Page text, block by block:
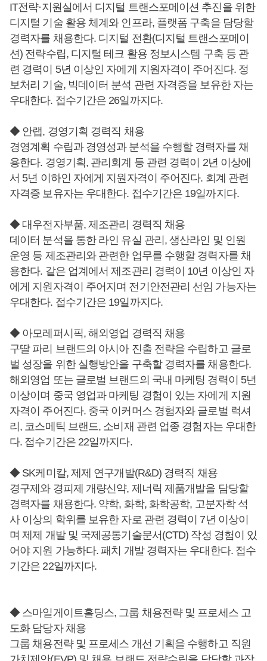
IT전략·지원실에서 디지털 트랜스포메이션 추진을 위한
디지털 기술 활용 체계와 인프라, 플랫폼 구축을 담당할
경력자를 채용한다. 디지털 전환(디지털 트랜스포메이
션) 전략수립, 디지털 테크 활용 정보시스템 구축 등 관
련 경력이 5년 이상인 자에게 지원자격이 주어진다. 정
보처리 기술, 빅데이터 분석 관련 자격증을 보유한 자는
우대한다. 접수기간은 26일까지다.
◆ 안랩, 경영기획 경력직 채용
경영계획 수립과 경영성과 분석을 수행할 경력자를 채
용한다. 경영기획, 관리회계 등 관련 경력이 2년 이상에
서 5년 이하인 자에게 지원자격이 주어진다. 회계 관련
자격증 보유자는 우대한다. 접수기간은 19일까지다.
◆ 대우전자부품, 제조관리 경력직 채용
데이터 분석을 통한 라인 유실 관리, 생산라인 및 인원
운영 등 제조관리와 관련한 업무를 수행할 경력자를 채
용한다. 같은 업계에서 제조관리 경력이 10년 이상인 자
에게 지원자격이 주어지며 전기안전관리 선임 가능자는
우대한다. 접수기간은 19일까지다.
◆ 아모레퍼시픽, 해외영업 경력직 채용
구딸 파리 브랜드의 아시아 진출 전략을 수립하고 글로
벌 성장을 위한 실행방안을 구축할 경력자를 채용한다.
해외영업 또는 글로벌 브랜드의 국내 마케팅 경력이 5년
이상이며 중국 영업과 마케팅 경험이 있는 자에게 지원
자격이 주어진다. 중국 이커머스 경험자와 글로벌 럭셔
리, 코스메틱 브랜드, 소비재 관련 업종 경험자는 우대한
다. 접수기간은 22일까지다.
◆ SK케미칼, 제제 연구개발(R&D) 경력직 채용
경구제와 경피제 개량신약, 제너릭 제품개발을 담당할
경력자를 채용한다. 약학, 화학, 화학공학, 고분자학 석
사 이상의 학위를 보유한 자로 관련 경력이 7년 이상이
며 제제 개발 및 국제공통기술문서(CTD) 작성 경험이 있
어야 지원 가능하다. 패치 개발 경력자는 우대한다. 접수
기간은 22일까지다.
◆ 스마일게이트홀딩스, 그룹 채용전략 및 프로세스 고
도화 담당자 채용
그룹 채용전략 및 프로세스 개선 기획을 수행하고 직원